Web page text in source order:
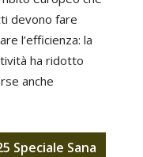
devono fare
l’efficienza: la
ha ridotto
anche
Speciale Sana